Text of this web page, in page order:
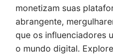
monetizam suas
abrangente,
que os influenciadores
o mundo digital.